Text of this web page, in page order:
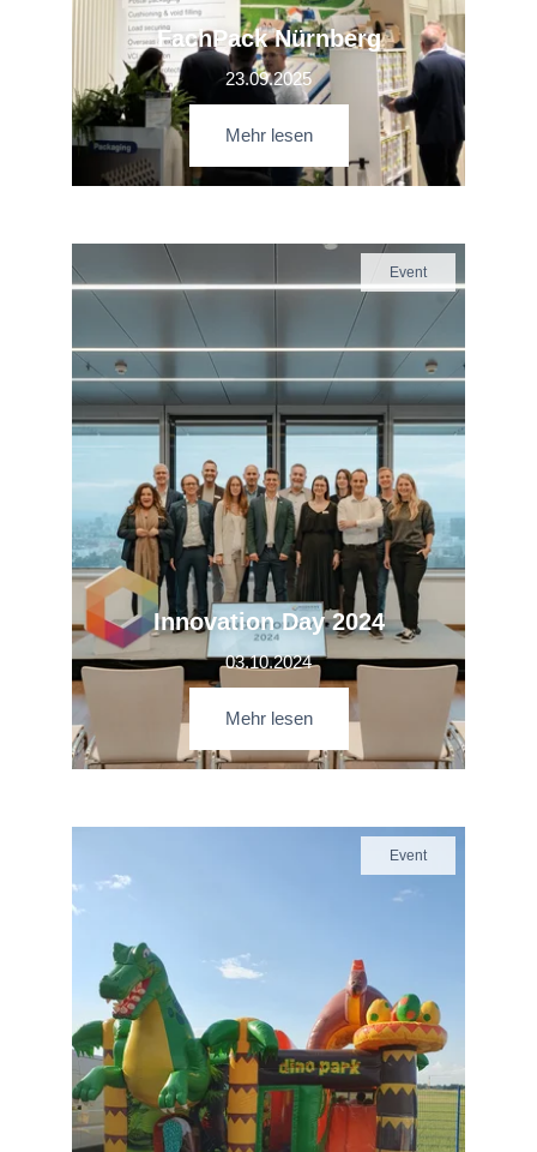
FachPack Nürnberg
23.09.2025
Mehr lesen
Event
Innovation Day 2024
03.10.2024
Mehr lesen
Event